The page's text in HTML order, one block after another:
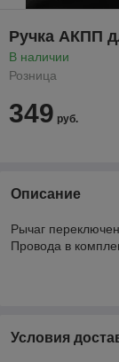
Ручка АКПП
В наличии
Розница
349 руб.
Описание
Рычаг
Провода в
Условия